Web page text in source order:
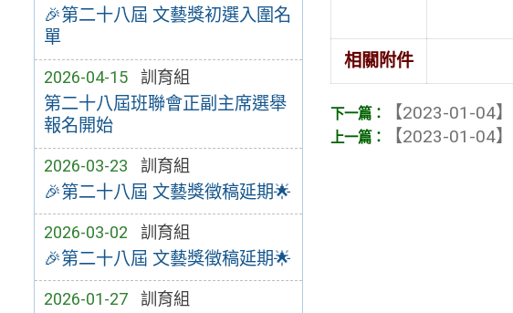
🎉第二十八屆 文藝獎初選入圍名
單
2026-04-15 訓育組
第二十八屆班聯會正副主席選舉
報名開始
2026-03-23 訓育組
🎉第二十八屆 文藝獎徵稿延期🌟
2026-03-02 訓育組
🎉第二十八屆 文藝獎徵稿延期🌟
2026-01-27 訓育組
相關附件
【2023-01-04】
【2023-01-04】